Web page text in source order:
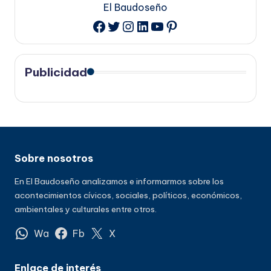
El Baudoseño
Facebook
Twitter
Instagram
LinkedIn
YouTube
Pinterest
Publicidad
Sobre nosotros
En El Baudoseño analizamos e informarmos sobre los
acontecimientos cívicos, sociales, políticos, económicos,
ambientales y culturales entre otros.
Wa Fb X
Enlace de interés